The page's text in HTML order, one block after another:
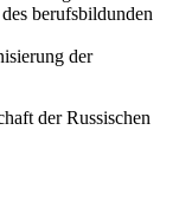
berufsbildunden
der
der Russischen